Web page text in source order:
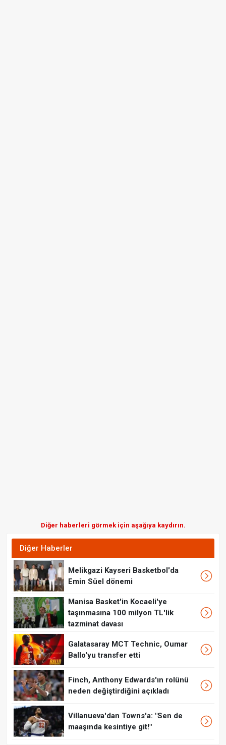
Diğer haberleri görmek için aşağıya kaydırın.
Diğer Haberler
Melikgazi Kayseri Basketbol'da
Emin Süel dönemi
Manisa Basket'in Kocaeli'ye
taşınmasına 100 milyon TL'lik
tazminat davası
Galatasaray MCT Technic, Oumar
Ballo'yu transfer etti
Finch, Anthony Edwards'ın rolünü
neden değiştirdiğini açıkladı
Villanueva'dan Towns'a: "Sen de
maaşında kesintiye git!"